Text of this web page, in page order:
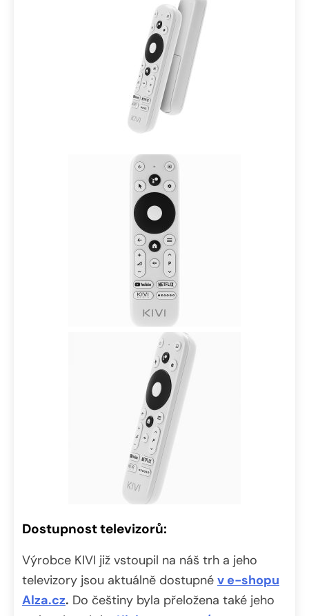
Dostupnost televizorů:
Výrobce KIVI již vstoupil na náš trh a jeho
televizory jsou aktuálně dostupné v e-shopu
Alza.cz. Do češtiny byla přeložena také jeho